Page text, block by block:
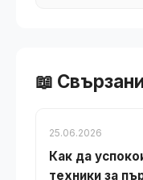
📖
25.06.2026
Как да
техники за